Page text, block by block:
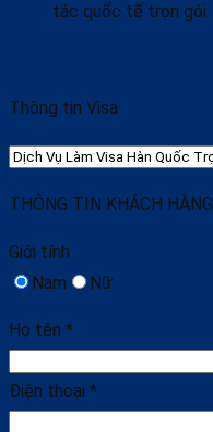
tác quốc tế trọn gói.
Thông tin Visa
THÔNG TIN KHÁCH HÀNG
Giới tính
Nam
Nữ
Họ tên *
Điện thoại *